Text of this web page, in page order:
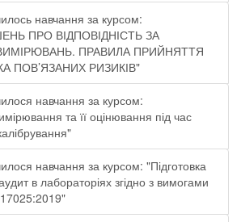
навчання за курсом:
ПРО ВІДПОВІДНІСТЬ ЗА
ПРАВИЛА ПРИЙНЯТТЯ
ПОВ’ЯЗАНИХ РИЗИКІВ"
навчання за курсом:
та її оцінювання під час
навчання за курсом: "Підготовка
в лабораторіях згідно з вимогами